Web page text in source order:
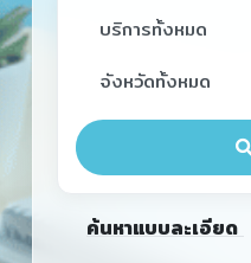
บริการทั้งหมด
จังหวัดทั้งหมด
ค้นหาแบบละเอียด